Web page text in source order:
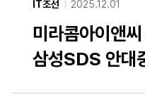
IT조선 2025.12.01
미라콤아이앤
삼성SDS 안대